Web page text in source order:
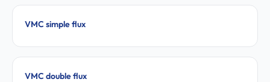
VMC simple flux
VMC double flux